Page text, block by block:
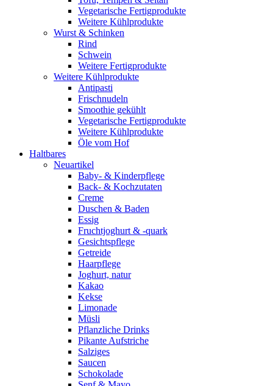
Vegetarische Fertigprodukte
Weitere Kühlprodukte
Wurst & Schinken
Rind
Schwein
Weitere Fertigprodukte
Weitere Kühlprodukte
Antipasti
Frischnudeln
Smoothie gekühlt
Vegetarische Fertigprodukte
Weitere Kühlprodukte
Öle vom Hof
Haltbares
Neuartikel
Baby- & Kinderpflege
Back- & Kochzutaten
Creme
Duschen & Baden
Essig
Fruchtjoghurt & -quark
Gesichtspflege
Getreide
Haarpflege
Joghurt, natur
Kakao
Kekse
Limonade
Müsli
Pflanzliche Drinks
Pikante Aufstriche
Salziges
Saucen
Schokolade